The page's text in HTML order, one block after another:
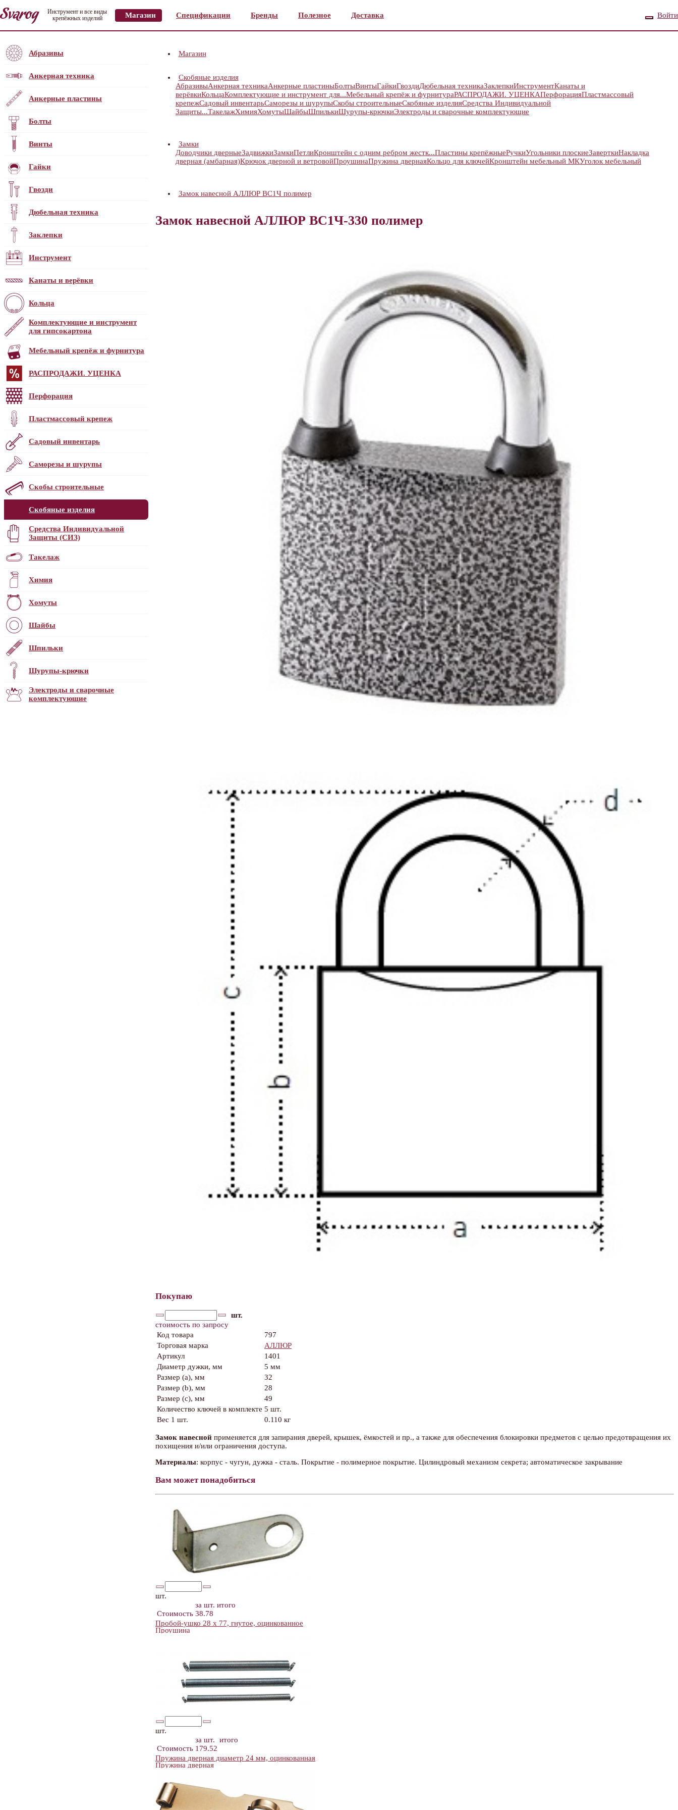
Инструмент и все виды
крепёжных изделий
Магазин Спецификации Бренды Полезное Доставка Войти
Абразивы
Анкерная техника
Анкерные пластины
Болты
Винты
Гайки
Гвозди
Дюбельная техника
Заклепки
Инструмент
Канаты и верёвки
Кольца
Комплектующие и инструмент
для гипсокартона
Мебельный крепёж и фурнитура
РАСПРОДАЖИ. УЦЕНКА
Перфорация
Пластмассовый крепеж
Садовый инвентарь
Саморезы и шурупы
Скобы строительные
Скобяные изделия
Средства Индивидуальной
Защиты (СИЗ)
Такелаж
Химия
Хомуты
Шайбы
Шпильки
Шурупы-крючки
Электроды и сварочные
комплектующие
Магазин
Скобяные изделия
АбразивыАнкерная техникаАнкерные пластиныБолтыВинтыГайкиГвоздиДюбельная техникаЗаклепкиИнструментКанаты и
верёвкиКольцаКомплектующие и инструмент для...Мебельный крепёж и фурнитураРАСПРОДАЖИ. УЦЕНКАПерфорацияПластмассовый
крепежСадовый инвентарьСаморезы и шурупыСкобы строительныеСкобяные изделияСредства Индивидуальной
Защиты...ТакелажХимияХомутыШайбыШпилькиШурупы-крючкиЭлектроды и сварочные комплектующие
Замки
Доводчики дверныеЗадвижкиЗамкиПетлиКронштейн с одним ребром жестк...Пластины крепёжныеРучкиУгольники плоскиеЗаверткиНакладка
дверная (амбарная)Крючок дверной и ветровойПроушинаПружина двернаяКольцо для ключейКронштейн мебельный МКУголок мебельный
Замок навесной АЛЛЮР ВС1Ч полимер
Замок навесной АЛЛЮР ВС1Ч-330 полимер
Покупаю
шт.
стоимость по запросу
Код товара
797
Торговая марка
АЛЛЮР
Артикул
1401
Диаметр дужки, мм
5 мм
Размер (a), мм
32
Размер (b), мм
28
Размер (c), мм
49
Количество ключей в комплекте 5 шт.
Вес 1 шт.
0.110 кг
Замок навесной применяется для запирания дверей, крышек, ёмкостей и пр., а также для обеспечения блокировки предметов с целью предотвращения их
похищения и/или ограничения доступа.
Материалы: корпус - чугун, дужка - сталь. Покрытие - полимерное покрытие. Цилиндровый механизм секрета; автоматическое закрывание
Вам может понадобиться
шт.
за шт. итого
Стоимость 38.78
Пробой-ушко 28 х 77, гнутое, оцинкованное
Проушина
шт.
за шт.
итого
Стоимость 179.52
Пружина дверная диаметр 24 мм, оцинкованная
Пружина дверная